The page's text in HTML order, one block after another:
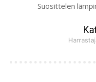
Suosittelen